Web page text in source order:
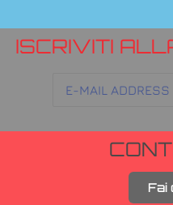
ISCRIVITI
Fai